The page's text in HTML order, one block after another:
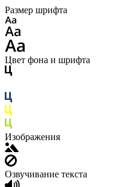
Размер шрифта
Цвет фона и шрифта
Изображения
Озвучивание текста